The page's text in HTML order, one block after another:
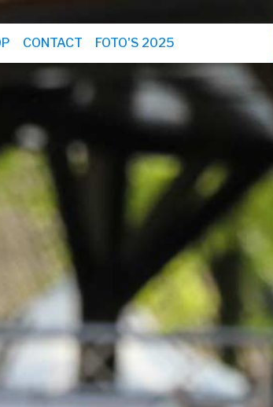
CONTACT FOTO'S 2025